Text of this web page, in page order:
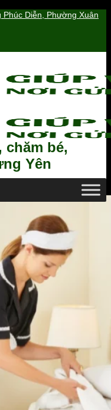
Diễn, Phường Xuân
chăm bé,
Yên